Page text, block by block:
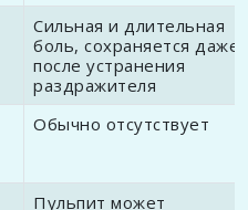
Сильная и длительная
боль, сохраняется даже
после устранения
раздражителя
Обычно отсутствует
Пульпит может